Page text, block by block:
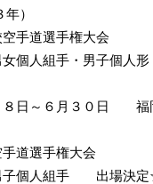
）
空手道選手権大会
女個人組手・男子個
日～６月３０日 福
手道選手権大会
子個人組手 出場決